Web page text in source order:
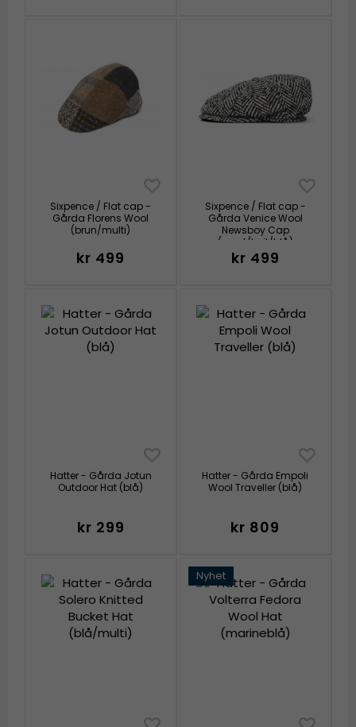
Sixpence / Flat cap -
Gårda Florens Wool
(brun/multi)
kr 499
Sixpence / Flat cap -
Gårda Venice Wool
Newsboy Cap
(svart/hvit/blå)
kr 499
Hatter - Gårda Jotun
Outdoor Hat (blå)
kr 299
Hatter - Gårda Empoli
Wool Traveller (blå)
kr 809
Nyhet